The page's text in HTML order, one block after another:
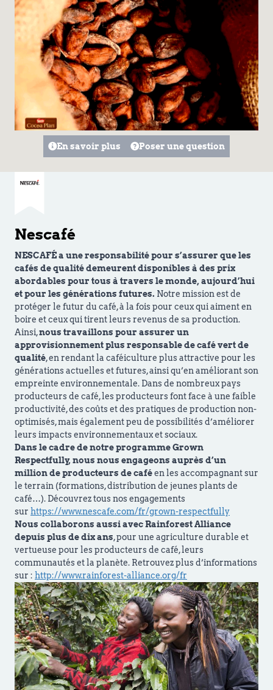
En savoir plus Poser une question
Nescafé
NESCAFÉ a une responsabilité pour s’assurer que les
cafés de qualité demeurent disponibles à des prix
abordables pour tous à travers le monde, aujourd’hui
et pour les générations futures. Notre mission est de
protéger le futur du café, à la fois pour ceux qui aiment en
boire et ceux qui tirent leurs revenus de sa production.
Ainsi,nous travaillons pour assurer un
approvisionnement plus responsable de café vert de
qualité, en rendant la caféiculture plus attractive pour les
générations actuelles et futures, ainsi qu’en améliorant son
empreinte environnementale. Dans de nombreux pays
producteurs de café, les producteurs font face à une faible
productivité, des coûts et des pratiques de production non-
optimisés, mais également peu de possibilités d’améliorer
leurs impacts environnementaux et sociaux.
Dans le cadre de notre programme Grown
Respectfully, nous nous engageons auprès d’un
million de producteurs de caféen les accompagnant sur
le terrain (formations, distribution de jeunes plants de
café…). Découvrez tous nos engagements
sur https://www.nescafe.com/fr/grown-respectfully
Nous collaborons aussi avec Rainforest Alliance
depuis plus de dix ans, pour une agriculture durable et
vertueuse pour les producteurs de café, leurs
communautés et la planète. Retrouvez plus d’informations
sur : http://www.rainforest-alliance.org/fr